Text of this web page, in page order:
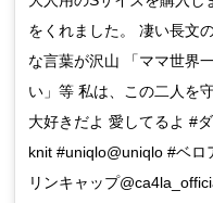
をくれました。 凄い長文
な言葉が沢山 「ママ世界
い」等 私は、この二人を
大好きだよ 愛してるよ #
knit #uniqlo@uniqlo #ベ
リンキャップ